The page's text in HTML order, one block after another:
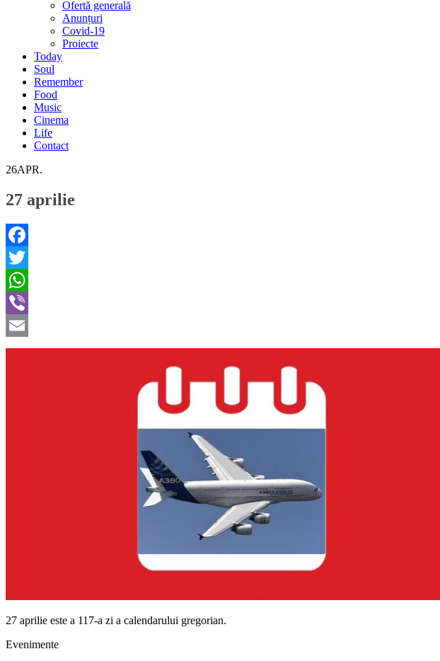
Ofertă generală
Anunțuri
Covid-19
Proiecte
Today
Soul
Remember
Food
Music
Cinema
Life
Contact
26APR.
27 aprilie
Facebook
Twitter
WhatsApp
Viber
Email
27 aprilie este a 117-a zi a calendarului gregorian.
Evenimente